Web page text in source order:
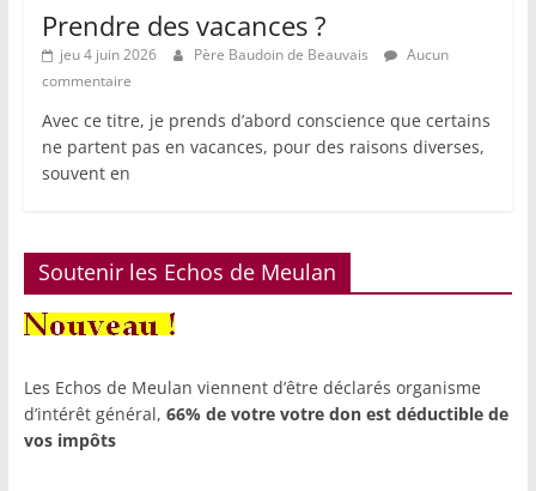
Prendre des vacances ?
jeu 4 juin 2026 Père Baudoin de Beauvais
Aucun
commentaire
Avec ce titre, je prends d’abord conscience que certains
ne partent pas en vacances, pour des raisons diverses,
souvent en
Soutenir les Echos de Meulan
Les Echos de Meulan viennent d’être déclarés organisme
d’intérêt général, 66% de votre votre don est déductible de
vos impôts